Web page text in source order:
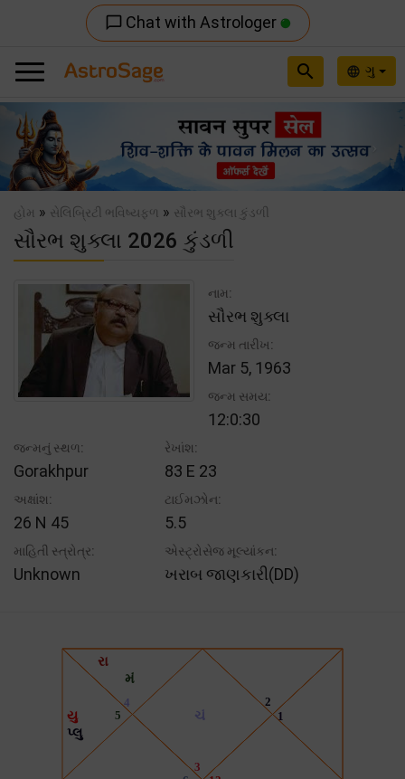
chat_bubble_outline Chat with Astrologer
language ગુ
search
Previous
હોમ » સેલિબ્રિટી ભવિષ્યફળ » સૌરભ શુક્લા કુંડળી
સૌરભ શુક્લા 2026 કુંડળી
નામ:
સૌરભ શુક્લા
જન્મ તારીખ:
Mar 5, 1963
જન્મ સમય:
12:0:30
જન્મનું સ્થળ:
Gorakhpur
રેખાંશ:
83 E 23
અક્ષાંશ:
26 N 45
ટાઈમઝોન:
5.5
માહિતી સ્ત્રોત્ર:
Unknown
એસ્ટ્રોસેજ મૂલ્યાંકન:
ખરાબ જાણકારી(DD)